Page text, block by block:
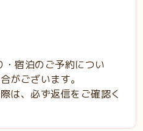
宿泊のご予約につい
がございます。
は、必ず返信をご確認く